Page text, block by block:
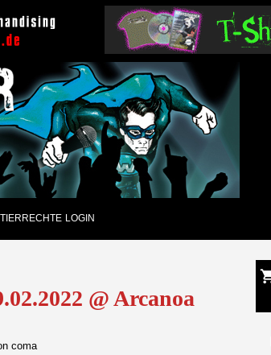
TIERRECHTE LOGIN
@ Arcanoa
coma